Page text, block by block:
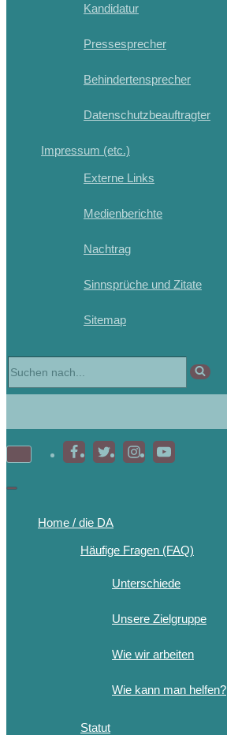
Kandidatur
Pressesprecher
Behindertensprecher
Datenschutzbeauftragter
Impressum (etc.)
Externe Links
Medienberichte
Nachtrag
Sinnsprüche und Zitate
Sitemap
Home / die DA
Häufige Fragen (FAQ)
Unterschiede
Unsere Zielgruppe
Wie wir arbeiten
Wie kann man helfen?
Statut